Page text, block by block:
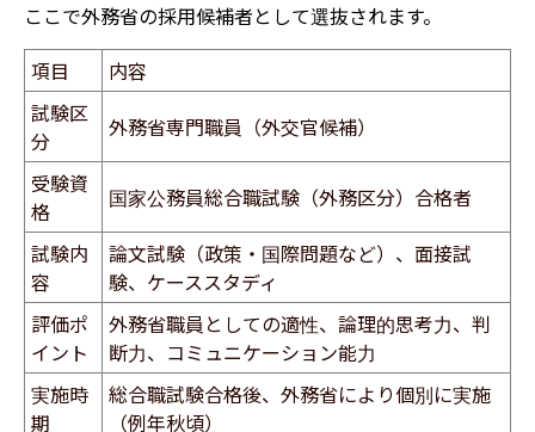
ここで外務省の採用候補者として選抜されます。
項目
内容
試験区
分
外務省専門職員（外交官候補）
受験資
格
国家公務員総合職試験（外務区分）合格者
試験内
容
論文試験（政策・国際問題など）、面接試
験、ケーススタディ
評価ポ
イント
​外務省職員 としての適性、論理的思考力、判
断力、コミュニケーション能力
実施時
期
総合職試験合格後、外務省により個別に実施
（例年秋頃）